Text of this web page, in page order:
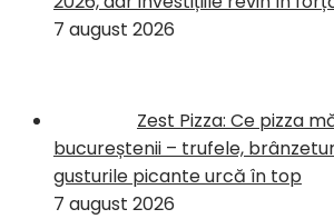
7 august 2026
Zest Pizza: Ce pizza
bucureștenii – trufele,
gusturile picante urcă în top
7 august 2026